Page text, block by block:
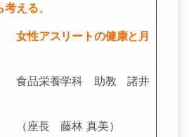
える、
女性アスリートの健康と月
養学科 助教 諸井
藤林 真美）